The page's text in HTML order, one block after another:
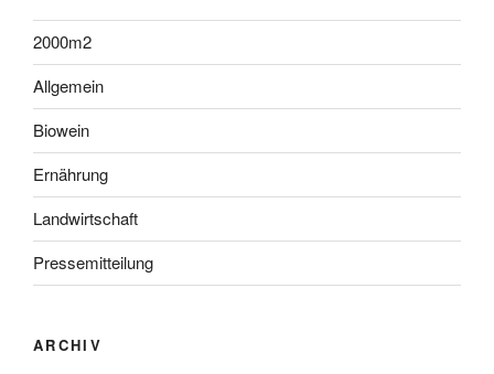
2000m2
Allgemein
Biowein
Ernährung
Landwirtschaft
Pressemitteilung
ARCHIV